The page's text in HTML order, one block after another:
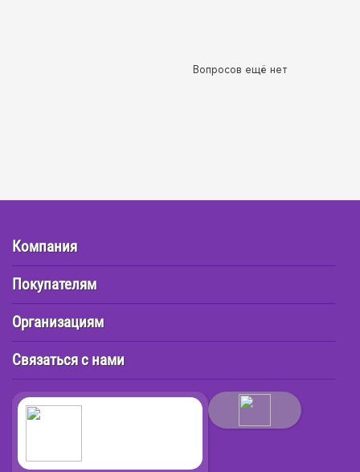
Вопросов ещё нет
Компания
Покупателям
Организациям
Связаться с нами